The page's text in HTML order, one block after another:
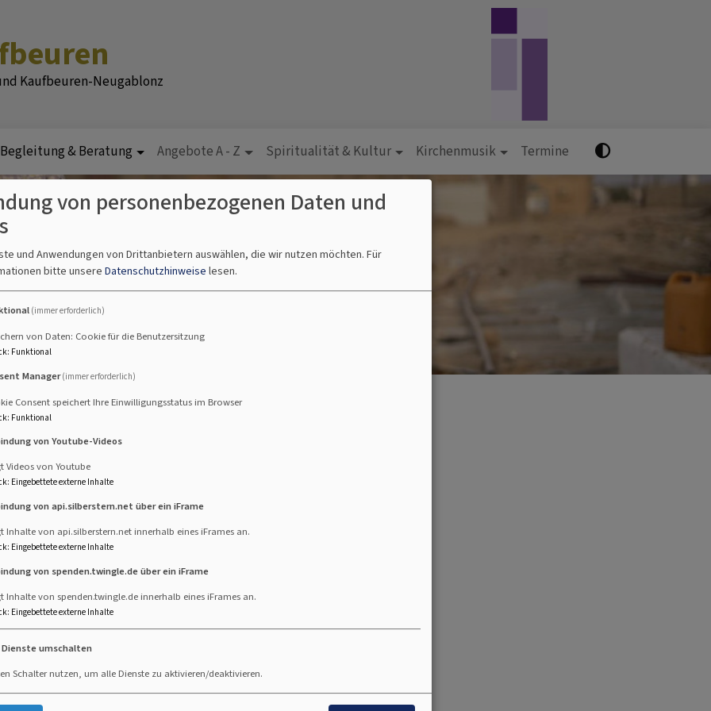
Kaufbeuren-Neugablonz
Begleitung & Beratung Angebote A - Z Spiritualität & Kultur Kirchenmusik Termine
in Not
Not
von personenbezogenen Daten und
und Anwendungen von Drittanbietern auswählen, die wir nutzen möchten. Für
bitte unsere Datenschutzhinweise lesen.
(immer erforderlich)
von Daten: Cookie für die Benutzersitzung
: Funktional
Manager(immer erforderlich)
Consent speichert Ihre Einwilligungsstatus im Browser
: Funktional
von Youtube-Videos
Videos von Youtube
: Eingebettete externe Inhalte
von api.silberstern.net über ein iFrame
Inhalte von api.silberstern.net innerhalb eines iFrames an.
: Eingebettete externe Inhalte
von spenden.twingle.de über ein iFrame
Inhalte von spenden.twingle.de innerhalb eines iFrames an.
: Eingebettete externe Inhalte
umschalten
Schalter nutzen, um alle Dienste zu aktivieren/deaktivieren.